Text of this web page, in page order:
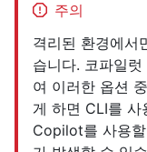
주의
격리된 환경에서
습니다. 코파일
여 이러한 옵션
게 하면 CLI를 사
Copilot를 사용